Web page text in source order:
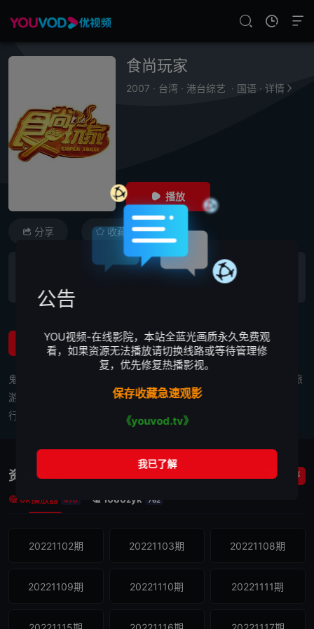
食尚玩家
2007 · 台湾 · 港台综艺 · 国语 · 详情
播放
分享 收藏
网友评分
很差
较差
还行
鬼马搞怪的浩角翔起、莎莎及其他主持人，以轻松有趣、非一般的旅
游方式，带你游遍世界各地！不管是奢侈豪华团或讲求经济的自助
行，玩家们的独特玩法，绝对是你的最佳旅游指南！
资源列表 排序
ok播放器 470 1080zyk 762
20221102期 20221103期 20221108期
20221109期 20221110期 20221111期
公告
YOU视频-在线影院，本站全蓝光画质永久免费观
看，如果资源无法播放请切换线路或等待管理修
复，优先修复热播影视。
保存收藏急速观影
《youvod.tv》